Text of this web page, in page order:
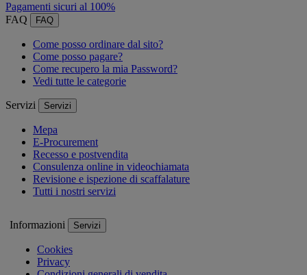
Pagamenti sicuri al 100%
FAQ
FAQ
Come posso ordinare dal sito?
Come posso pagare?
Come recupero la mia Password?
Vedi tutte le categorie
Servizi Servizi
Mepa
E-Procurement
Recesso e postvendita
Consulenza online in videochiamata
Revisione e ispezione di scaffalature
Tutti i nostri servizi
Informazioni Servizi
Cookies
Privacy